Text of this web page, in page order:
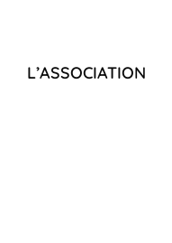
L’ASSOCIATION